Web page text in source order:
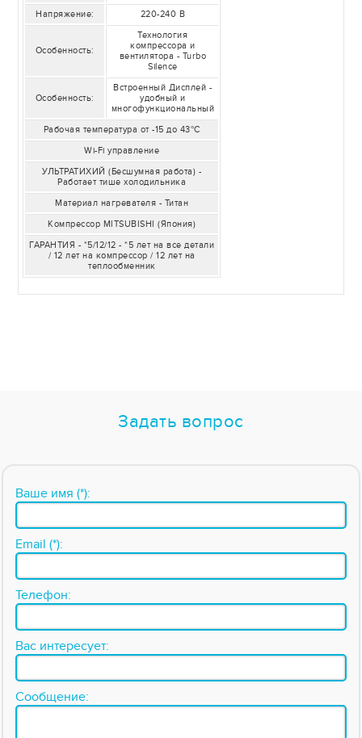
Напряжение: 220-240 В
Особенность:
Технология
компрессора и
вентилятора - Turbo
Silence
Особенность:
Встроенный Дисплей -
удобный и
многофункциональный
Рабочая температура от -15 до 43°C
Wi-Fi управление
УЛЬТРАТИХИЙ (Бесшумная работа) -
Работает тише холодильника
Материал нагревателя - Титан
Компрессор MITSUBISHI (Япония)
ГАРАНТИЯ - *5/12/12 - *5 лет на все детали
/ 12 лет на компрессор / 12 лет на
теплообменник
Задать вопрос
Ваше имя (*):
Email (*):
Телефон:
Вас интересует:
Сообщение: